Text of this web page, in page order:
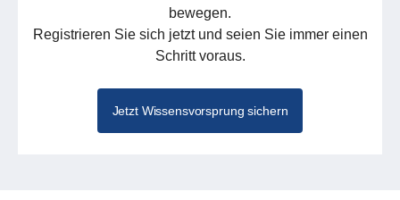
bewegen.
Registrieren Sie sich jetzt und seien Sie immer einen
Schritt voraus.
Jetzt Wissensvorsprung sichern